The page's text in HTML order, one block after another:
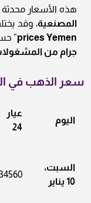
هذه الأسعار محدثة بتاريخ
المصنعية، وقد
prices Yemen
”
جرام من
سعر الذهب في اليمن
اليوم
عيار
24
السبت،
10 يناير
34560